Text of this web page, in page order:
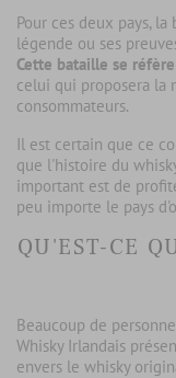
Pour ces deux pays,
légende ou ses
Cette bataille se
celui qui proposera la
consommateurs.
Il est certain que ce
que l'histoire du
important est de
peu importe le pays
QU'EST-CE
Beaucoup de
Whisky Irlandais
envers le whisky